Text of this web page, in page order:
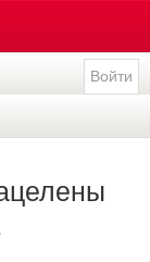
Войти